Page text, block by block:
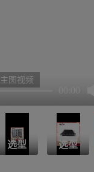
主图视频
选型 选型